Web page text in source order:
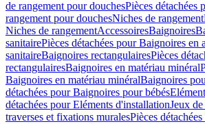
de rangement pour douchesPièces détachées
rangement pour douchesNiches de rangement
Niches de rangementAccessoiresBaignoires
sanitairePièces détachées pour Baignoires en
sanitaireBaignoires rectangulairesPièces
rectangulairesBaignoires en matériau minéral
Baignoires en matériau minéralBaignoires
détachées pour Baignoires pour bébés
détachées pour Eléments d'installationJeux
traverses et fixations muralesPièces